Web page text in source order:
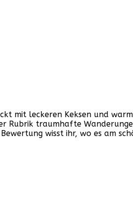
mit leckeren Keksen und
traumhafte
wisst ihr, wo es am